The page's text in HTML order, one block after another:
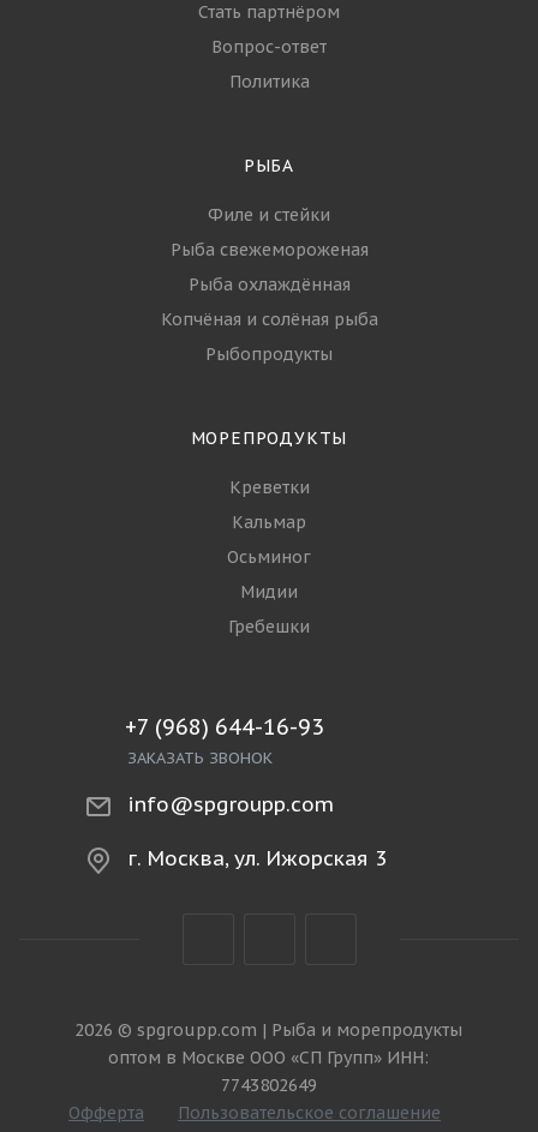
Стать партнёром
Вопрос-ответ
Политика
РЫБА
Филе и стейки
Рыба свежемороженая
Рыба охлаждённая
Копчёная и солёная рыба
Рыбопродукты
МОРЕПРОДУКТЫ
Креветки
Кальмар
Осьминог
Мидии
Гребешки
+7 (968) 644-16-93
ЗАКАЗАТЬ ЗВОНОК
info@spgroupp.com
г. Москва, ул. Ижорская 3
2026 © spgroupp.com | Рыба и морепродукты
оптом в Москве ООО «СП Групп» ИНН:
7743802649
Офферта
Пользовательское соглашение